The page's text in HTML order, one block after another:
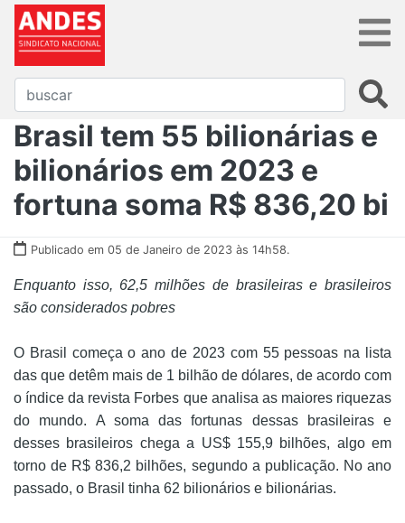
Brasil tem 55 bilionárias e
bilionários em 2023 e
fortuna soma R$ 836,20 bi
Publicado em 05 de Janeiro de 2023 às 14h58.
Enquanto isso, 62,5 milhões de brasileiras e brasileiros
são considerados pobres
O Brasil começa o ano de 2023 com 55 pessoas na lista
das que detêm mais de 1 bilhão de dólares, de acordo com
o índice da revista Forbes que analisa as maiores riquezas
do mundo. A soma das fortunas dessas brasileiras e
desses brasileiros chega a US$ 155,9 bilhões, algo em
torno de R$ 836,2 bilhões, segundo a publicação. No ano
passado, o Brasil tinha 62 bilionários e bilionárias.